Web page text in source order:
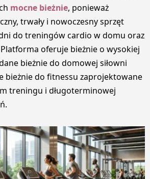
mocne bieżnie, ponieważ
trwały i nowoczesny sprzęt
do treningów cardio w domu oraz
oferuje bieżnie o wysokiej
bieżnie do domowej siłowni
bieżnie do fitnessu zaprojektowane
treningu i długoterminowej